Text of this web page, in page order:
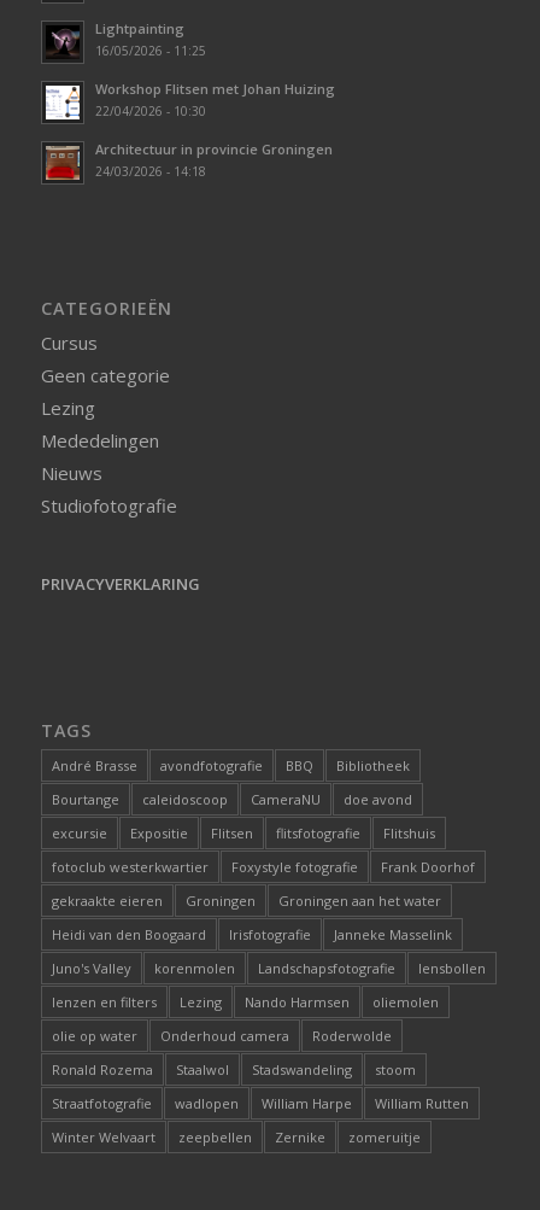
Lightpainting
16/05/2026 - 11:25
Workshop Flitsen met Johan Huizing
22/04/2026 - 10:30
Architectuur in provincie Groningen
24/03/2026 - 14:18
CATEGORIEËN
Cursus
Geen categorie
Lezing
Mededelingen
Nieuws
Studiofotografie
PRIVACYVERKLARING
TAGS
André Brasse avondfotografie BBQ
Bibliotheek
Bourtange
caleidoscoop CameraNU
doe avond
excursie
Expositie Flitsen flitsfotografie
Flitshuis
fotoclub westerkwartier
Foxystyle fotografie
Frank Doorhof
gekraakte eieren
Groningen
Groningen aan het water
Heidi van den Boogaard
Irisfotografie
Janneke Masselink
Juno's Valley
korenmolen Landschapsfotografie
lensbollen
lenzen en filters
Lezing Nando Harmsen
oliemolen
olie op water
Onderhoud camera
Roderwolde
Ronald Rozema
Staalwol Stadswandeling
stoom
Straatfotografie
wadlopen William Harpe
William Rutten
Winter Welvaart
zeepbellen Zernike zomeruitje